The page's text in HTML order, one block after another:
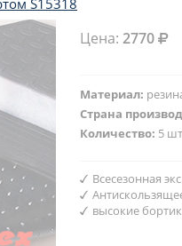
S15318
Цена:2770
Материал:
Страна
Количество: 5
Всесезонная
высокие